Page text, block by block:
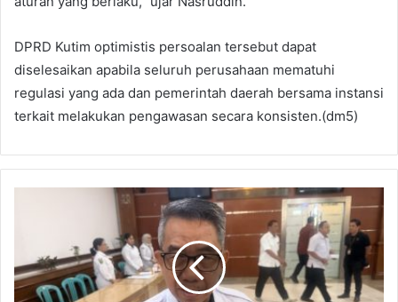
DPRD Kutim optimistis persoalan tersebut dapat
diselesaikan apabila seluruh perusahaan mematuhi
regulasi yang ada dan pemerintah daerah bersama instansi
terkait melakukan pengawasan secara konsisten.(dm5)